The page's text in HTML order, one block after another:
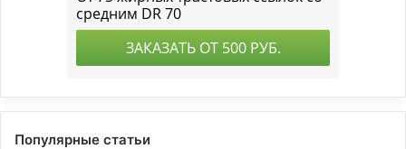
Популярные статьи